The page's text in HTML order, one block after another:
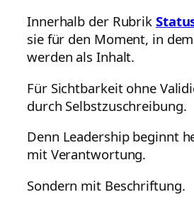
Innerhalb der Rubrik
sie für den Moment, in
werden als Inhalt.
Für Sichtbarkeit ohne
durch Selbstzuschreibung.
Denn Leadership beginnt
mit Verantwortung.
Sondern mit Beschriftung.